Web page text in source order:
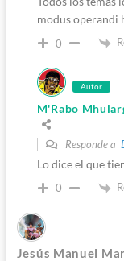
modus operandi
0
Autor
M'Rabo
Responde a
Lo dice el que
0
Jesús Manuel